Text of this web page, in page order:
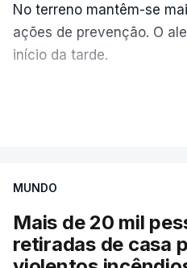
No terreno mantêm-se
ações de prevenção. O
início da tarde.
MUNDO
Mais de 20 mil
retiradas de casa